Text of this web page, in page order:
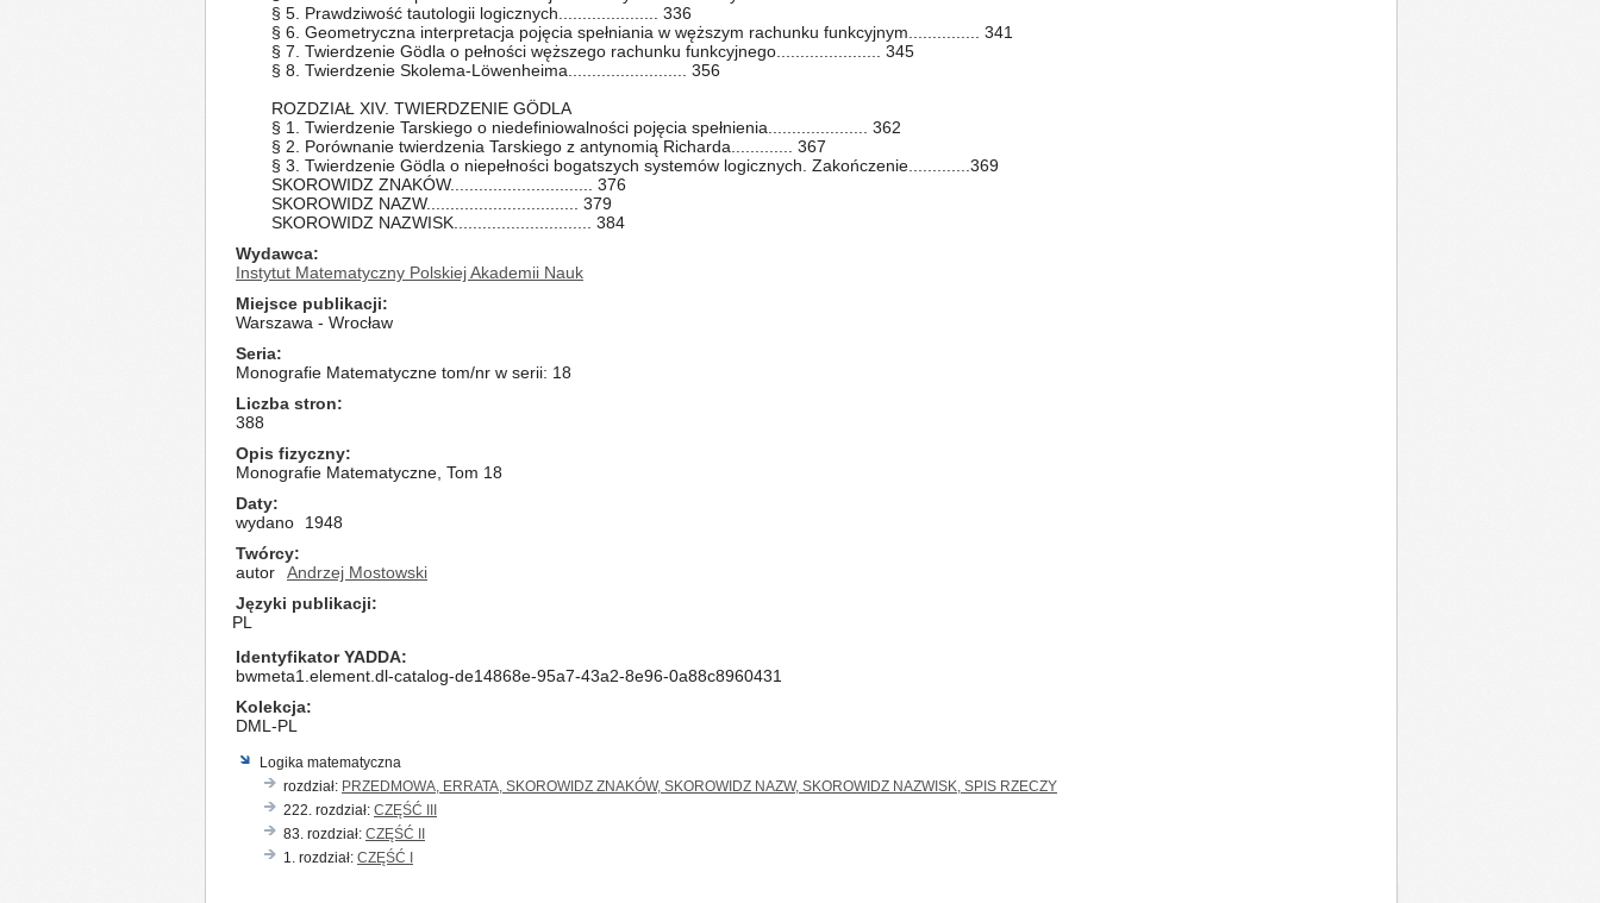
§ 5. Prawdziwość tautologii logicznych..................... 336
§ 6. Geometryczna interpretacja pojęcia spełniania w węższym rachunku funkcyjnym............... 341
§ 7. Twierdzenie Gödla o pełności węższego rachunku funkcyjnego...................... 345
§ 8. Twierdzenie Skolema-Löwenheima......................... 356
ROZDZIAŁ XIV. TWIERDZENIE GÖDLA
§ 1. Twierdzenie Tarskiego o niedefiniowalności pojęcia spełnienia..................... 362
§ 2. Porównanie twierdzenia Tarskiego z antynomią Richarda............. 367
§ 3. Twierdzenie Gödla o niepełności bogatszych systemów logicznych. Zakończenie.............369
SKOROWIDZ ZNAKÓW.............................. 376
SKOROWIDZ NAZW................................ 379
SKOROWIDZ NAZWISK............................. 384
Wydawca
Instytut Matematyczny Polskiej Akademii Nauk
Miejsce publikacji
Warszawa - Wrocław
Seria
Monografie Matematyczne tom/nr w serii: 18
Liczba stron
388
Opis fizyczny
Monografie Matematyczne, Tom 18
Daty
wydano
1948
Twórcy
autor
Andrzej Mostowski
Języki publikacji
PL
Identyfikator YADDA
bwmeta1.element.dl-catalog-de14868e-95a7-43a2-8e96-0a88c8960431
Kolekcja
DML-PL
Logika matematyczna
rozdział: PRZEDMOWA, ERRATA, SKOROWIDZ ZNAKÓW, SKOROWIDZ NAZW, SKOROWIDZ NAZWISK, SPIS RZECZY
222. rozdział: CZĘŚĆ III
83. rozdział: CZĘŚĆ II
1. rozdział: CZĘŚĆ I